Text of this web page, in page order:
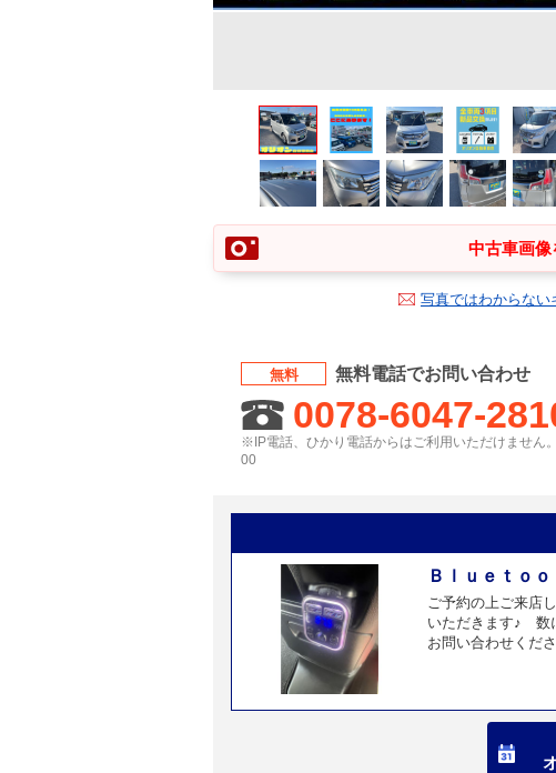
中古車画像
写真ではわからない
無料 無料電話でお問い合わせ
0078-6047-
※IP電話、ひかり電話からはご利用いただけません
00
Ｂｌｕｅｔｏ
ご予約の上ご来店
いただきます♪ 数
お問い合わせくだ